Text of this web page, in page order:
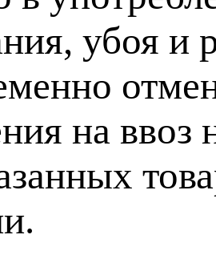
убоя и
на ввоз